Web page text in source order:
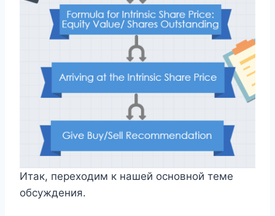
Итак, переходим к нашей основной теме
обсуждения.